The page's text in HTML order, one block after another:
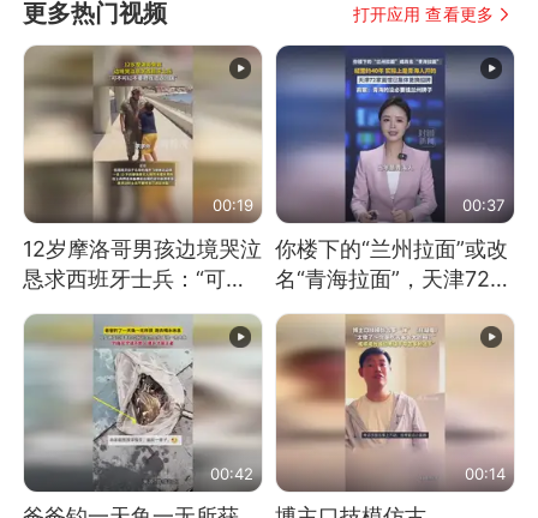
更多热门视频 打开应用 查看更多
00:19
12岁摩洛哥男孩边境哭泣
恳求西班牙士兵：“可不
可以不要把我遣返回国”
00:37
你楼下的“兰州拉面”或改
名“青海拉面”，天津72家
面馆已集体更换招牌
00:42 00:14